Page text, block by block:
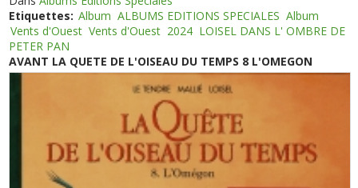
Etiquettes: Album ALBUMS EDITIONS SPECIALES Album
Vents d'Ouest Vents d'Ouest 2024 LOISEL DANS L' OMBRE DE
PETER PAN
AVANT LA QUETE DE L'OISEAU DU TEMPS 8 L'OMEGON